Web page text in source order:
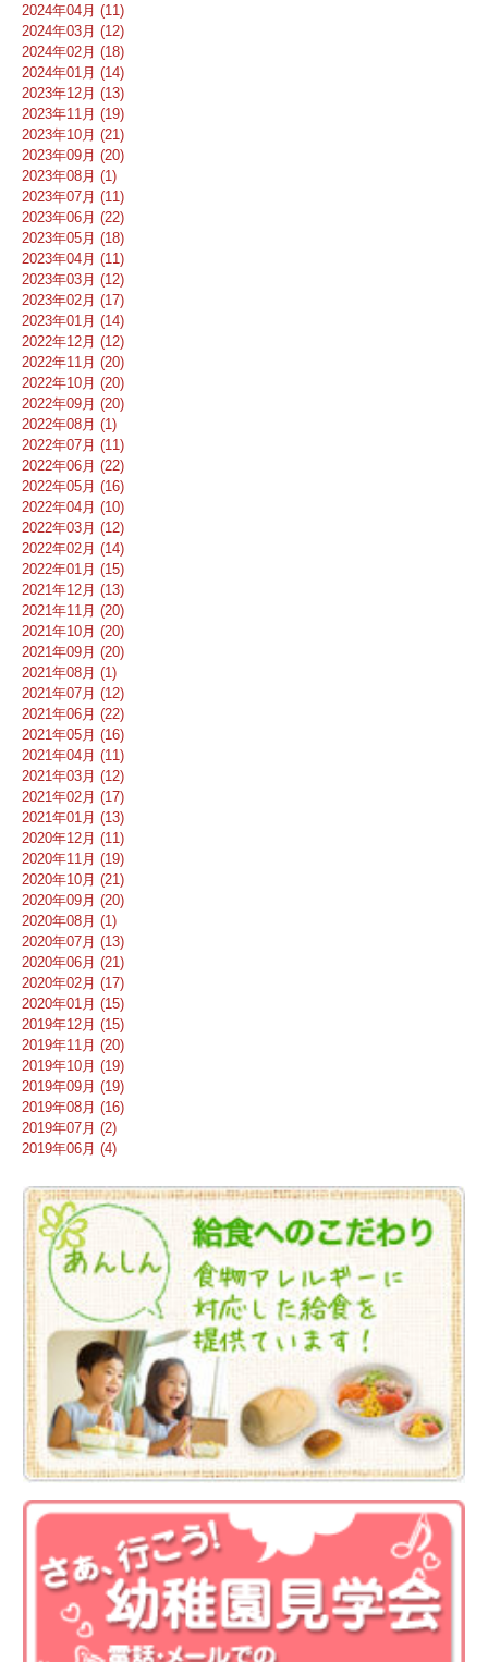
2024年04月 (11)
2024年03月 (12)
2024年02月 (18)
2024年01月 (14)
2023年12月 (13)
2023年11月 (19)
2023年10月 (21)
2023年09月 (20)
2023年08月 (1)
2023年07月 (11)
2023年06月 (22)
2023年05月 (18)
2023年04月 (11)
2023年03月 (12)
2023年02月 (17)
2023年01月 (14)
2022年12月 (12)
2022年11月 (20)
2022年10月 (20)
2022年09月 (20)
2022年08月 (1)
2022年07月 (11)
2022年06月 (22)
2022年05月 (16)
2022年04月 (10)
2022年03月 (12)
2022年02月 (14)
2022年01月 (15)
2021年12月 (13)
2021年11月 (20)
2021年10月 (20)
2021年09月 (20)
2021年08月 (1)
2021年07月 (12)
2021年06月 (22)
2021年05月 (16)
2021年04月 (11)
2021年03月 (12)
2021年02月 (17)
2021年01月 (13)
2020年12月 (11)
2020年11月 (19)
2020年10月 (21)
2020年09月 (20)
2020年08月 (1)
2020年07月 (13)
2020年06月 (21)
2020年02月 (17)
2020年01月 (15)
2019年12月 (15)
2019年11月 (20)
2019年10月 (19)
2019年09月 (19)
2019年08月 (16)
2019年07月 (2)
2019年06月 (4)